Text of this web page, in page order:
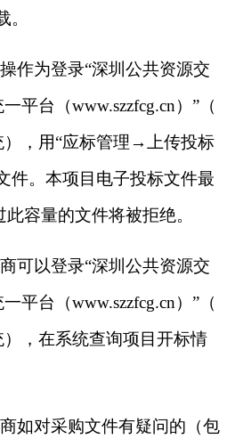
作为登录“深圳公共资源交
平台（www.szzfcg.cn）”（
，用“应标管理→上传投标
件。本项目电子投标文件最
容量的文件将被拒绝。
可以登录“深圳公共资源交
平台（www.szzfcg.cn）”（
，在系统查询项目开标情
如对采购文件有疑问的（包